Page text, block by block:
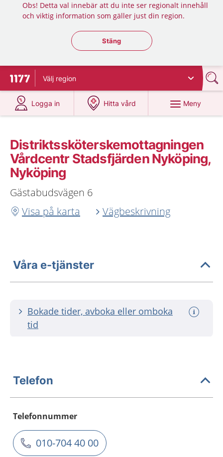
Obs! Detta val innebär att du inte ser regionalt innehåll
och viktig information som gäller just din region.
Stäng regionsväljaren
Stäng
Till startsidan för 1177
Välj region
Logga in
på 1177.se
Hitta vård
på 1177.se
Meny
Distriktssköterskemottagningen
Vårdcentr Stadsfjärden Nyköping,
Nyköping
Gästabudsvägen 6
Visa på karta
Vägbeskrivning
Våra e-tjänster
Bokade tider, avboka eller omboka
tid
Telefon
Telefonnummer
010-704 40 00